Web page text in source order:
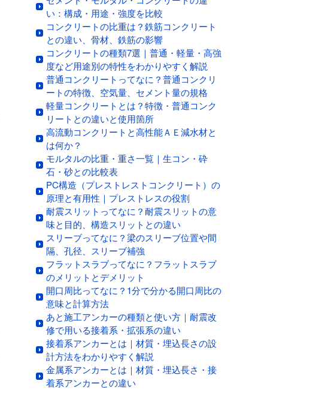
い：構成・用途・強度を比較
コンクリートの比重は？鉄筋コンクリート
との違い、骨材、鉄筋の影響
コンクリートの種類7選｜普通・軽量・高強
度など用途別の特性をわかりやすく解説
普通コンクリートってなに？普通コンクリ
ートの特徴、空気量、セメント量の規格
軽量コンクリートとは？特徴・普通コンク
リートとの違いと使用箇所
高流動コンクリートと高性能ＡＥ減水材と
は何か？
モルタルの比重・重さ一覧｜生コン・砕
石・砂との比較表
PC構造（プレストレストコンクリート）の
原理と有用性｜プレストレスの役割
耐震スリットってなに？耐震スリットの意
味と目的、構造スリットとの違い
スリーブってなに？梁のスリーブ位置や間
隔、孔径、スリーブ補強
フラットスラブってなに？フラットスラブ
のメリットとデメリット
開口周比ってなに？1分で分かる開口周比の
意味と計算方法
あと施工アンカーの種類と使い方｜耐震改
修で用いる接着系・拡張系の違い
接着系アンカーとは｜材質・埋込長さの設
計方法をわかりやすく解説
金属系アンカーとは｜材質・埋込長さ・接
着系アンカーとの違い